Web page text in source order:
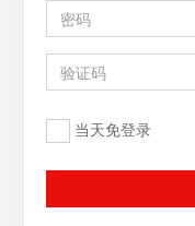
当天免登录